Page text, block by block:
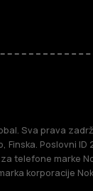
Sva prava
Finska. Poslovni ID
telefone marke
korporacije